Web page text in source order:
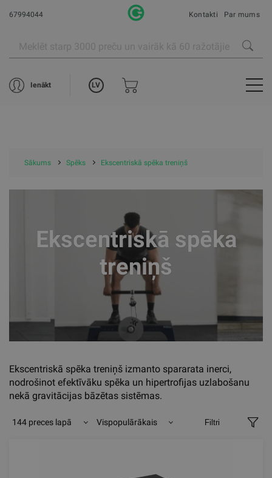
67994044 Kontakti Par mums
Ienākt LV
Sākums Spēks Ekscentriskā spēka treniņš
Ekscentriskā spēka
treniņš
Ekscentriskā spēka treniņš izmanto spararata inerci,
nodrošinot efektīvāku spēka un hipertrofijas uzlabošanu
nekā gravitācijas bāzētas sistēmas.
144 preces lapā Vispopulārākais Filtri